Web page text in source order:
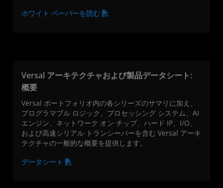
ホワイト ペーパーを読む
Versal アーキテクチャおよび製品データシート:
概要
Versal ポートフォリオ内の各シリーズのサマリに加え、
プログラマブル ロジック、プロセッシング システム、AI
エンジン、ネットワーク オン チップ、ハード IP、I/O、
および高速シリアル トランシーバーを含む Versal アーキ
テクチャの一般的な概要を提供します。
データシート